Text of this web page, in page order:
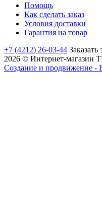
Помощь
Как сделать заказ
Условия доставки
Гарантия на товар
+7 (4212) 26-03-44 Заказать
2026 © Интернет-магазин
Создание и продвижение